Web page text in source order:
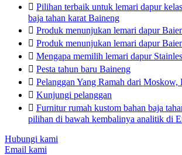
 Pilihan terbaik untuk lemari dapur
baja tahan karat Baineng
 Produk menunjukan lemari dapur
 Produk menunjukan lemari dapur
 Mengapa memilih lemari dapur
 Pesta tahun baru Baineng
 Pelanggan Yang Ramah dari Moskow,
 Kunjungi pelanggan
 Furnitur rumah kustom bahan baja
pilihan di bawah kembalinya analitik di
Hubungi kami
Email kami